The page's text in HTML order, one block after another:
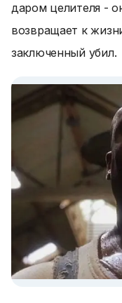
даром целителя -
возвращает к
заключенный убил.